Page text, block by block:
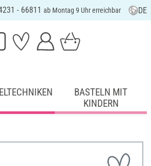
- 66811 ab Montag 9 Uhr erreichbar DE
BASTELN MIT
KINDERN